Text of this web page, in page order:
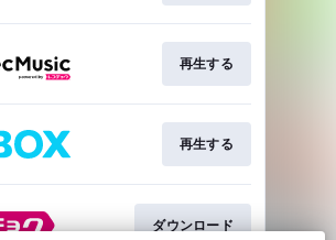
再生する
再生する
ダウンロード